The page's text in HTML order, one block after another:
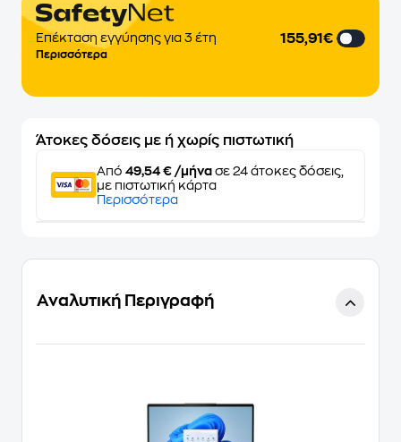
Επέκταση εγγύησης για 3 έτη
Περισσότερα
155,91€
Άτοκες δόσεις με ή χωρίς πιστωτική
Από 49,54 € /μήνα σε 24 άτοκες δόσεις,
με πιστωτική κάρτα
Περισσότερα
Αναλυτική Περιγραφή